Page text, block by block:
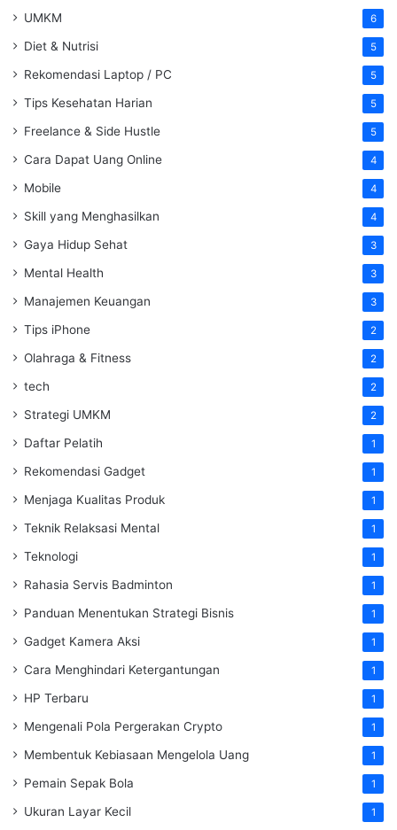
UMKM 6
Diet & Nutrisi 5
Rekomendasi Laptop / PC 5
Tips Kesehatan Harian 5
Freelance & Side Hustle 5
Cara Dapat Uang Online 4
Mobile 4
Skill yang Menghasilkan 4
Gaya Hidup Sehat 3
Mental Health 3
Manajemen Keuangan 3
Tips iPhone 2
Olahraga & Fitness 2
tech 2
Strategi UMKM 2
Daftar Pelatih 1
Rekomendasi Gadget 1
Menjaga Kualitas Produk 1
Teknik Relaksasi Mental 1
Teknologi 1
Rahasia Servis Badminton 1
Panduan Menentukan Strategi Bisnis 1
Gadget Kamera Aksi 1
Cara Menghindari Ketergantungan 1
HP Terbaru 1
Mengenali Pola Pergerakan Crypto 1
Membentuk Kebiasaan Mengelola Uang 1
Pemain Sepak Bola 1
Ukuran Layar Kecil 1